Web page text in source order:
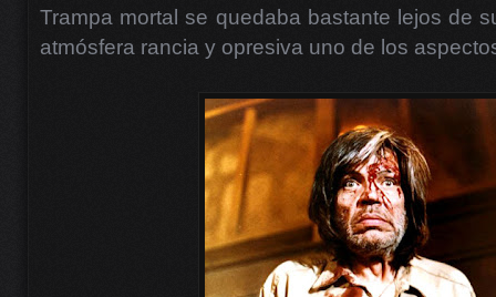
Trampa mortal se quedaba bastante lejos de
atmósfera rancia y opresiva uno de los